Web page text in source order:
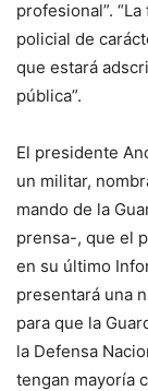
profesional”.
policial de
que estará
pública”.
El presidente
un militar,
mando de la
prensa-, que el
en su último
presentará una
para que la
la Defensa
tengan mayoría